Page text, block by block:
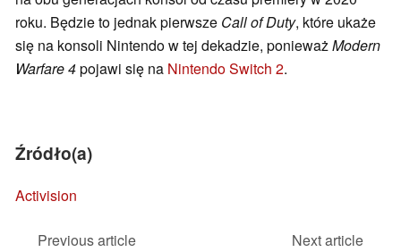
roku. Będzie to jednak pierwsze Call of Duty, które ukaże
się na konsoli Nintendo w tej dekadzie, ponieważModern
Warfare 4pojawi się na Nintendo Switch 2.
Źródło(a)
Activision
Previous article
Next article